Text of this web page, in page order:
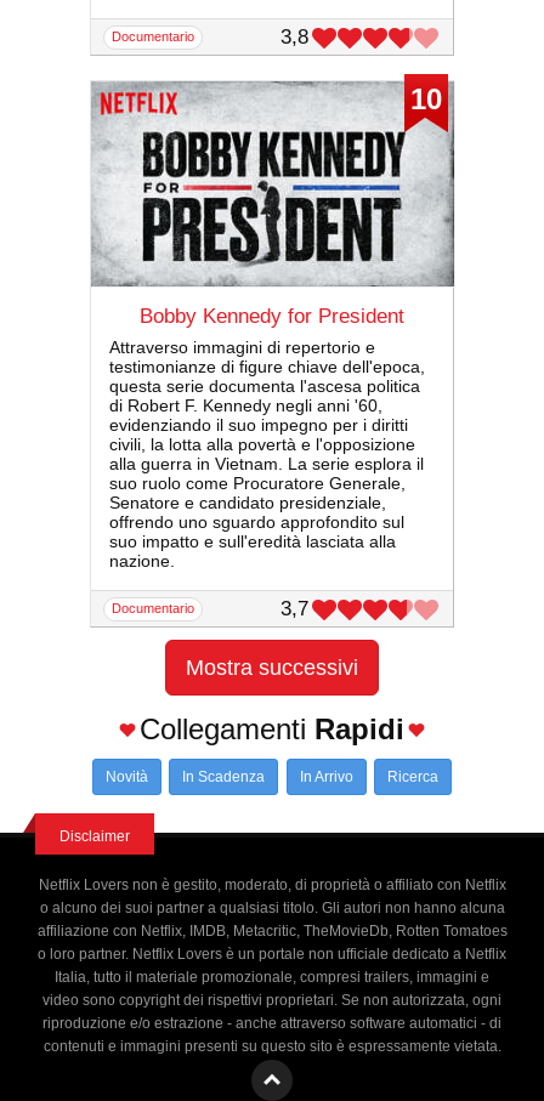
documentario 3,8
10
Bobby Kennedy for President
Attraverso immagini di repertorio e
testimonianze di figure chiave dell'epoca,
questa serie documenta l'ascesa politica
di Robert F. Kennedy negli anni '60,
evidenziando il suo impegno per i diritti
civili, la lotta alla povertà e l'opposizione
alla guerra in Vietnam. La serie esplora il
suo ruolo come Procuratore Generale,
Senatore e candidato presidenziale,
offrendo uno sguardo approfondito sul
suo impatto e sull'eredità lasciata alla
nazione.
documentario 3,7
Mostra successivi
Collegamenti Rapidi
Novità In Scadenza In Arrivo Ricerca
Disclaimer
Netflix Lovers non è gestito, moderato, di proprietà o affiliato con Netflix
o alcuno dei suoi partner a qualsiasi titolo. Gli autori non hanno alcuna
affiliazione con Netflix, IMDB, Metacritic, TheMovieDb, Rotten Tomatoes
o loro partner. Netflix Lovers è un portale non ufficiale dedicato a Netflix
Italia, tutto il materiale promozionale, compresi trailers, immagini e
video sono copyright dei rispettivi proprietari. Se non autorizzata, ogni
riproduzione e/o estrazione - anche attraverso software automatici - di
contenuti e immagini presenti su questo sito è espressamente vietata.